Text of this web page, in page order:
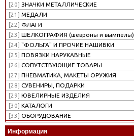
[20] ЗНАЧКИ МЕТАЛЛИЧЕСКИЕ
[21] МЕДАЛИ
[22] ФЛАГИ
[23] ШЕЛКОГРАФИЯ (шевроны и вымпелы)
[24] "ФОЛЬГА" И ПРОЧИЕ НАШИВКИ
[25] ПОВЯЗКИ НАРУКАВНЫЕ
[26] СОПУТСТВУЮЩИЕ ТОВАРЫ
[27] ПНЕВМАТИКА, МАКЕТЫ ОРУЖИЯ
[28] СУВЕНИРЫ, ПОДАРКИ
[29] ЮВЕЛИРНЫЕ ИЗДЕЛИЯ
[30] КАТАЛОГИ
[33] ОБОРУДОВАНИЕ
Информация